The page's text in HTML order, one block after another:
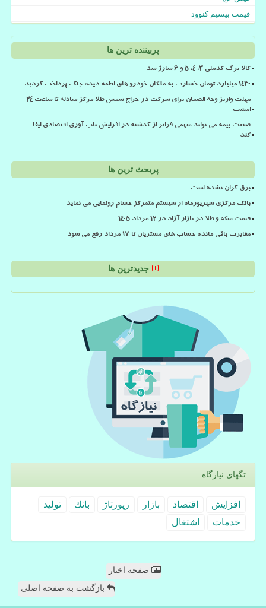
قیمت بیسیم کنوود
پربیننده ترین ها
کالا برگ کدملی 3، 4، 5 و 6 شارژ شد
۱۴۳۰ میلیارد تومان خسارت به مالکان خودرو های لطمه دیده جنگ پرداخت گردید
مهلت واریز وجه الضمان برای شرکت در حراج شمش طلا مرکز مبادله تا ساعت ۲۴
امشب
صنعت بیمه می تواند سهمی فراتر از گذشته در افزایش تاب آوری اقتصادی ایفا
کند
پربحث ترین ها
برق گران نشده است
بانک مرکزی شهریورماه از سیستم متمرکز حسام رونمایی می نماید
قیمت سکه و طلا در بازار آزاد در ۱۲ مرداد ۱۴۰۵
مغایرت باقی مانده حساب های مشتریان تا 17 مرداد رفع می شود
جدیدترین ها
تگهای نیازگاه
افزایش اقتصاد بازار رپورتاژ بانك
تولید
خدمات
اشتغال
صفحه اخبار
بازگشت به صفحه اصلی